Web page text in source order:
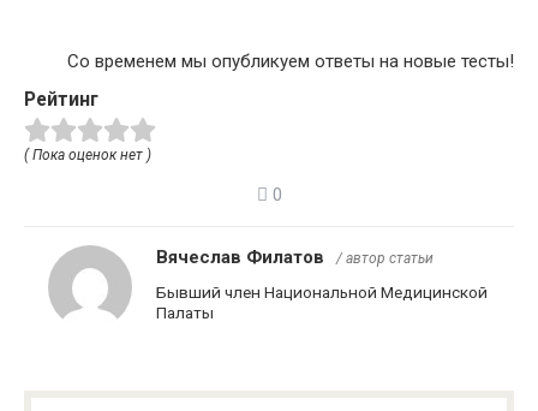
Со временем мы опубликуем ответы на новые тесты!
Рейтинг
( Пока оценок нет )
0
Вячеслав Филатов / автор статьи
Бывший член Национальной Медицинской
Палаты